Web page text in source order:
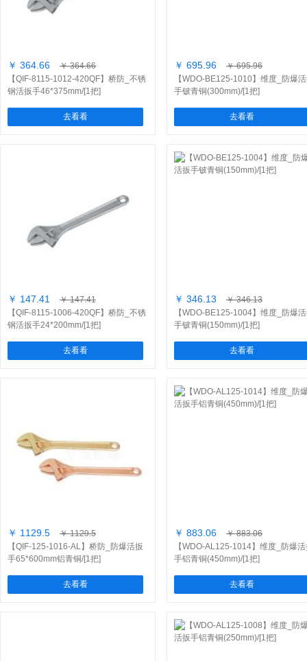
￥ 364.66
￥ 364.66
【QIF-8115-1012-420QF】桥防_不锈
钢活扳手46*375mm/[1把]
去看看
￥ 695.96
￥ 695.96
【WDO-BE125-1010】维度_防爆
手铍青铜(300mm)/[1把]
去看看
￥ 147.41
￥ 147.41
【QIF-8115-1006-420QF】桥防_不锈
钢活扳手24*200mm/[1把]
去看看
￥ 346.13
￥ 346.13
【WDO-BE125-1004】维度_防爆
手铍青铜(150mm)/[1把]
去看看
￥ 1129.5
￥ 1129.5
【QIF-125-1016-AL】桥防_防爆活扳
手65*600mm铝青铜/[1把]
去看看
￥ 883.06
￥ 883.06
【WDO-AL125-1014】维度_防爆
手铝青铜(450mm)/[1把]
去看看